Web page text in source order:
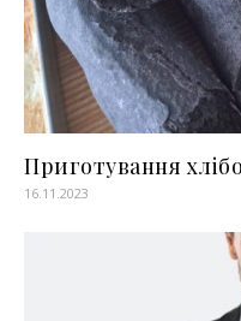
Приготування
16.11.2023